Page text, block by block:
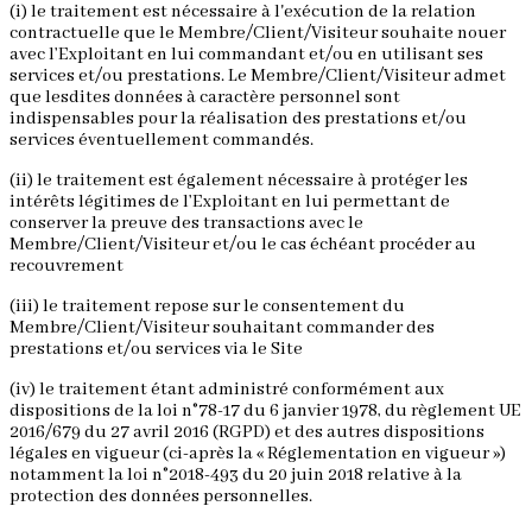
(i) le traitement est nécessaire à l'exécution de la relation
contractuelle que le Membre/Client/Visiteur souhaite nouer
avec l’Exploitant en lui commandant et/ou en utilisant ses
services et/ou prestations. Le Membre/Client/Visiteur admet
que lesdites données à caractère personnel sont
indispensables pour la réalisation des prestations et/ou
services éventuellement commandés.
(ii) le traitement est également nécessaire à protéger les
intérêts légitimes de l’Exploitant en lui permettant de
conserver la preuve des transactions avec le
Membre/Client/Visiteur et/ou le cas échéant procéder au
recouvrement
(iii) le traitement repose sur le consentement du
Membre/Client/Visiteur souhaitant commander des
prestations et/ou services via le Site
(iv) le traitement étant administré conformément aux
dispositions de la loi n°78-17 du 6 janvier 1978, du règlement UE
2016/679 du 27 avril 2016 (RGPD) et des autres dispositions
légales en vigueur (ci-après la « Réglementation en vigueur »)
notamment la loi n°2018-493 du 20 juin 2018 relative à la
protection des données personnelles.